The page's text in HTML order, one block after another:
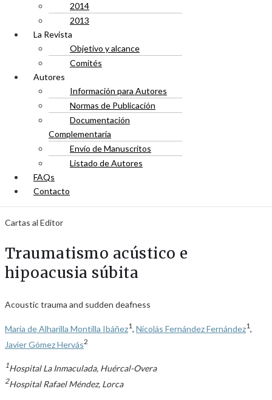
2014
2013
La Revista
Objetivo y alcance
Comités
Autores
Información para Autores
Normas de Publicación
Documentación
Complementaria
Envío de Manuscritos
Listado de Autores
FAQs
Contacto
Cartas al Editor
Traumatismo acústico e
hipoacusia súbita
Acoustic trauma and sudden deafness
María de Alharilla Montilla Ibáñez1, Nicolás Fernández Fernández1,
Javier Gómez Hervás2
1Hospital La Inmaculada, Huércal-Overa
2Hospital Rafael Méndez, Lorca